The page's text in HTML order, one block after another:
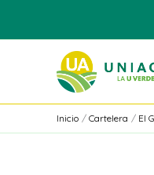
contenido
Inicio Cartelera El